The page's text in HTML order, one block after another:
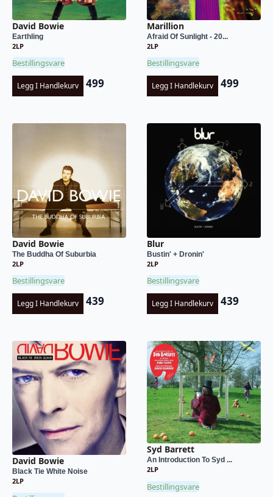
David Bowie
Earthling
2LP
Bestillingsvare
Legg I Handlekurv 499
Marillion
Afraid Of Sunlight - 20...
2LP
Bestillingsvare
Legg I Handlekurv 499
David Bowie
The Buddha Of Suburbia
2LP
Bestillingsvare
Legg I Handlekurv 439
Blur
Bustin' + Dronin'
2LP
Bestillingsvare
Legg I Handlekurv 439
David Bowie
Black Tie White Noise
2LP
Syd Barrett
An Introduction To Syd ...
2LP
Bestillingsvare